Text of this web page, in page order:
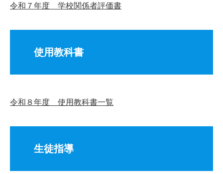
令和７年度 学校関係者評価書
使用教科書
令和８年度 使用教科書一覧
生徒指導